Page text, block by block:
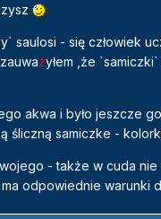
saulosi - się człowiek
żyłem ,że
akwa i było jeszcze
śliczną samiczke -
- także w cuda
odpowiednie warunki